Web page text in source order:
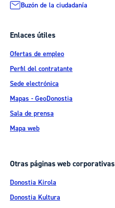
Buzón de la ciudadanía
Enlaces útiles
Ofertas de empleo
Perfil del contratante
Sede electrónica
Mapas - GeoDonostia
Sala de prensa
Mapa web
Otras páginas web corporativas
Donostia Kirola
Donostia Kultura